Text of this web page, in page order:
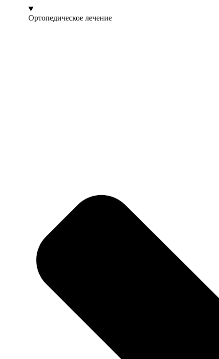
Ортопедическое лечение